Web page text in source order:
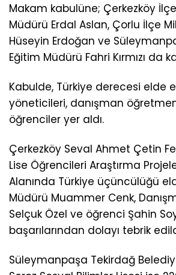
Makam kabulüne; Çerkezköy
Müdürü Erdal Aslan, Çorlu İlçe
Hüseyin Erdoğan ve
Eğitim Müdürü Fahri Kırmızı da
Kabulde, Türkiye derecesi elde
yöneticileri, danışman
öğrenciler yer aldı.
Çerkezköy Seval Ahmet Çetin
Lise Öğrencileri Araştırma
Alanında Türkiye üçüncülüğü
Müdürü Muammer Cenk,
Selçuk Özel ve öğrenci Şahin
başarılarından dolayı tebrik
Süleymanpaşa Tekirdağ